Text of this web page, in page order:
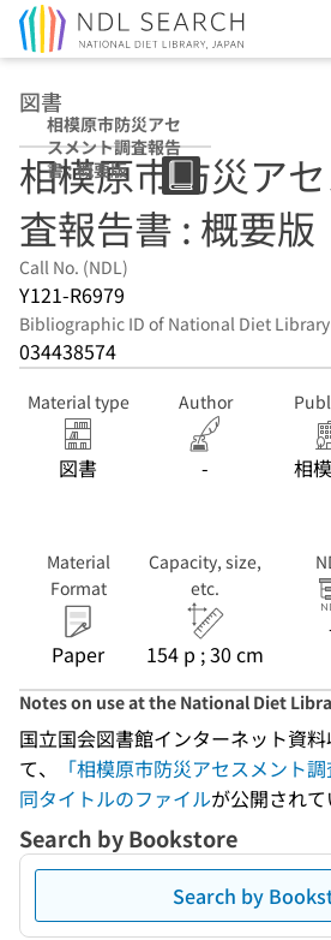
図書
相模原市防災アセ
スメント調査報告
書 : 概要版
相模原市防災ア
査報告書 : 概要版
Call No. (NDL)
Y121-R6979
Bibliographic ID of National Diet Library
034438574
Material type
図書
Author
- 相
Material
Format
Paper
Capacity, size,
etc.
154 p ; 30 cm
Notes on use at the National Diet
国立国会図書館インターネット資
て、
「相模原市防災アセスメント
同タイトルのファイルが公開されて
Search by Bookstore
Search by